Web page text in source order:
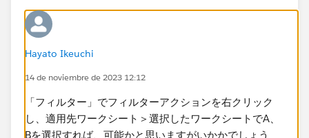
Hayato Ikeuchi
14 de noviembre de 2023 12:12
「フィルター」でフィルターアクションを右クリック
し、適用先ワークシート＞選択したワークシートでA、
Bを選択すれば、可能かと思いますがいかかでしょう